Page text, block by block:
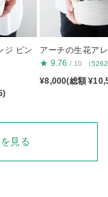
ジ ピン
アーチの生花ア
★ 9.76 / 10 （
¥8,000(総額
見る